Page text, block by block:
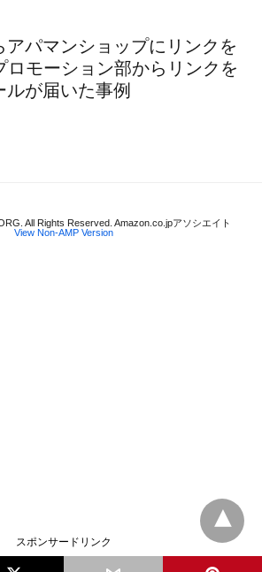
アパマンショップにリンクを
ロモーション部からリンクを
が届いた事例
All Rights Reserved. Amazon.co.jpアソシエイト
View Non-AMP Version
スポンサードリンク